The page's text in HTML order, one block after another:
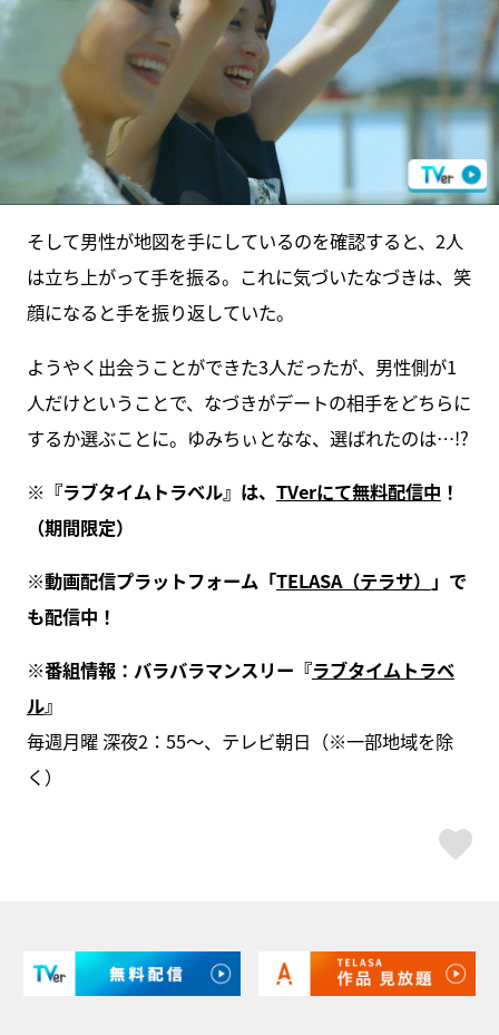
そして男性が地図を手にしているのを確認すると、2人
は立ち上がって手を振る。これに気づいたなづきは、笑
顔になると手を振り返していた。
ようやく出会うことができた3人だったが、男性側が1
人だけということで、なづきがデートの相手をどちらに
するか選ぶことに。ゆみちぃとなな、選ばれたのは…!?
※『ラブタイムトラベル』は、 TVerにて無料配信中 ！
（期間限定）
※動画配信プラットフォーム「TELASA（テラサ） 」で
も配信中！
※番組情報：バラバラマンスリー『ラブタイムトラベ
ル』
毎週月曜 深夜2：55～、テレビ朝日（※一部地域を除
く）